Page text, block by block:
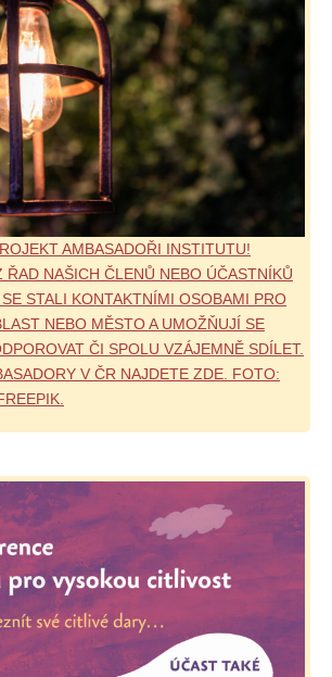
AMBASADOŘI INSTITUTU!
ŘAD NAŠICH ČLENŮ NEBO ÚČASTNÍKŮ
STALI KONTAKTNÍMI OSOBAMI PRO
NEBO MĚSTO A UMOŽŇUJÍ SE
ČI SPOLU VZÁJEMNĚ SDÍLET.
V ČR NAJDETE ZDE. FOTO: